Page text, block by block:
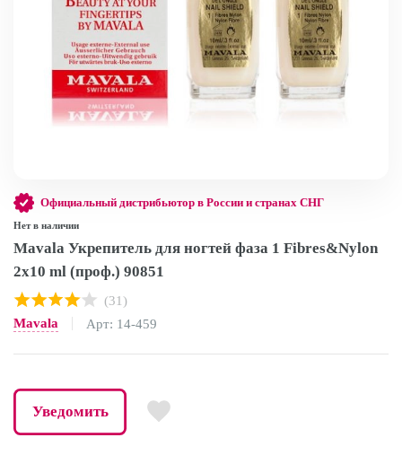
Официальный дистрибьютор в России и странах СНГ
Нет в наличии
Mavala Укрепитель для ногтей фаза 1 Fibres&Nylon
2x10 ml (проф.) 90851
(31)
Mavala
Арт: 14-459
Уведомить